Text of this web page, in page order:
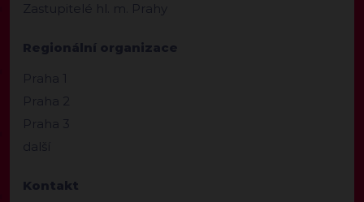
Zastupitelé hl. m. Prahy
Regionální organizace
Praha 1
Praha 2
Praha 3
další
Kontakt